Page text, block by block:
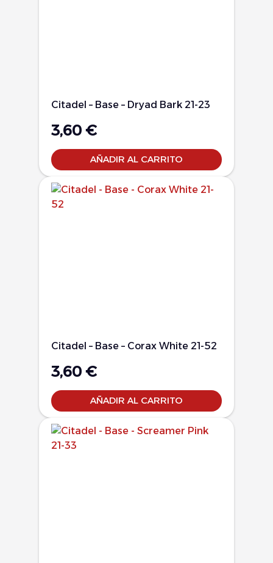
Citadel – Base – Dryad Bark 21-23
3,60 €
AÑADIR AL CARRITO
Citadel – Base – Corax White 21-52
3,60 €
AÑADIR AL CARRITO